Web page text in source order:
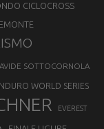
CICLOCROSS
SOTTOCORNOLA
WORLD SERIES
EVEREST